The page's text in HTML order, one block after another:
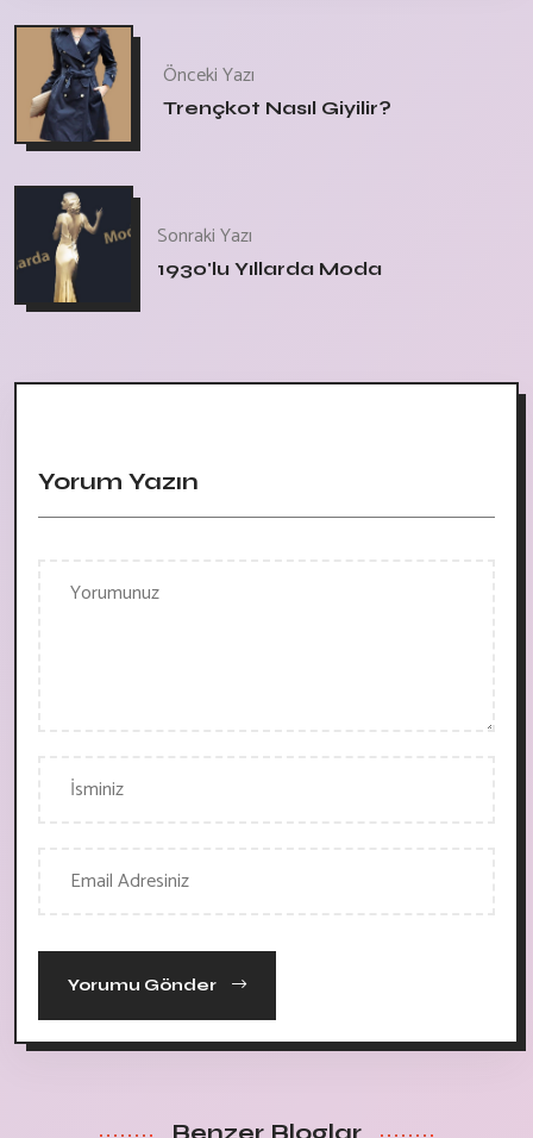
Önceki Yazı
Trençkot Nasıl Giyilir?
Sonraki Yazı
1930'lu Yıllarda Moda
Yorum Yazın
Yorumu Gönder